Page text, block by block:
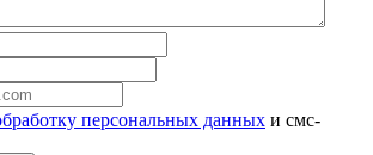
персональных данных и смс-